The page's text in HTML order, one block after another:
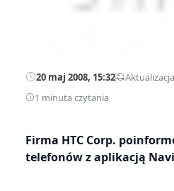
20 maj 2008, 15:32—
1 minuta czytania
Firma HTC Corp.
telefonów z aplikacją